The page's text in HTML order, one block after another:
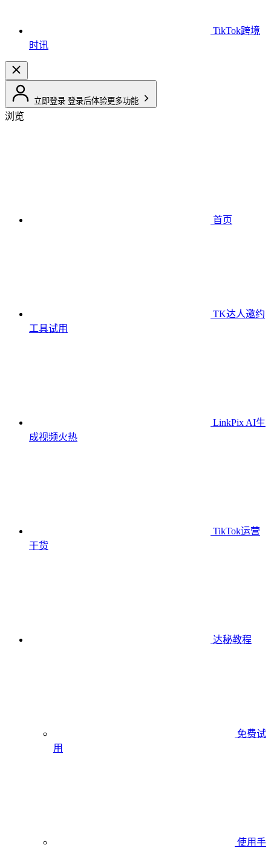
TikTok跨境
时讯
立即登录 登录后体验更多功能
浏览
首页
TK达人邀约
工具试用
LinkPix AI生
成视频火热
TikTok运营
干货
达秘教程
免费试
用
使用手